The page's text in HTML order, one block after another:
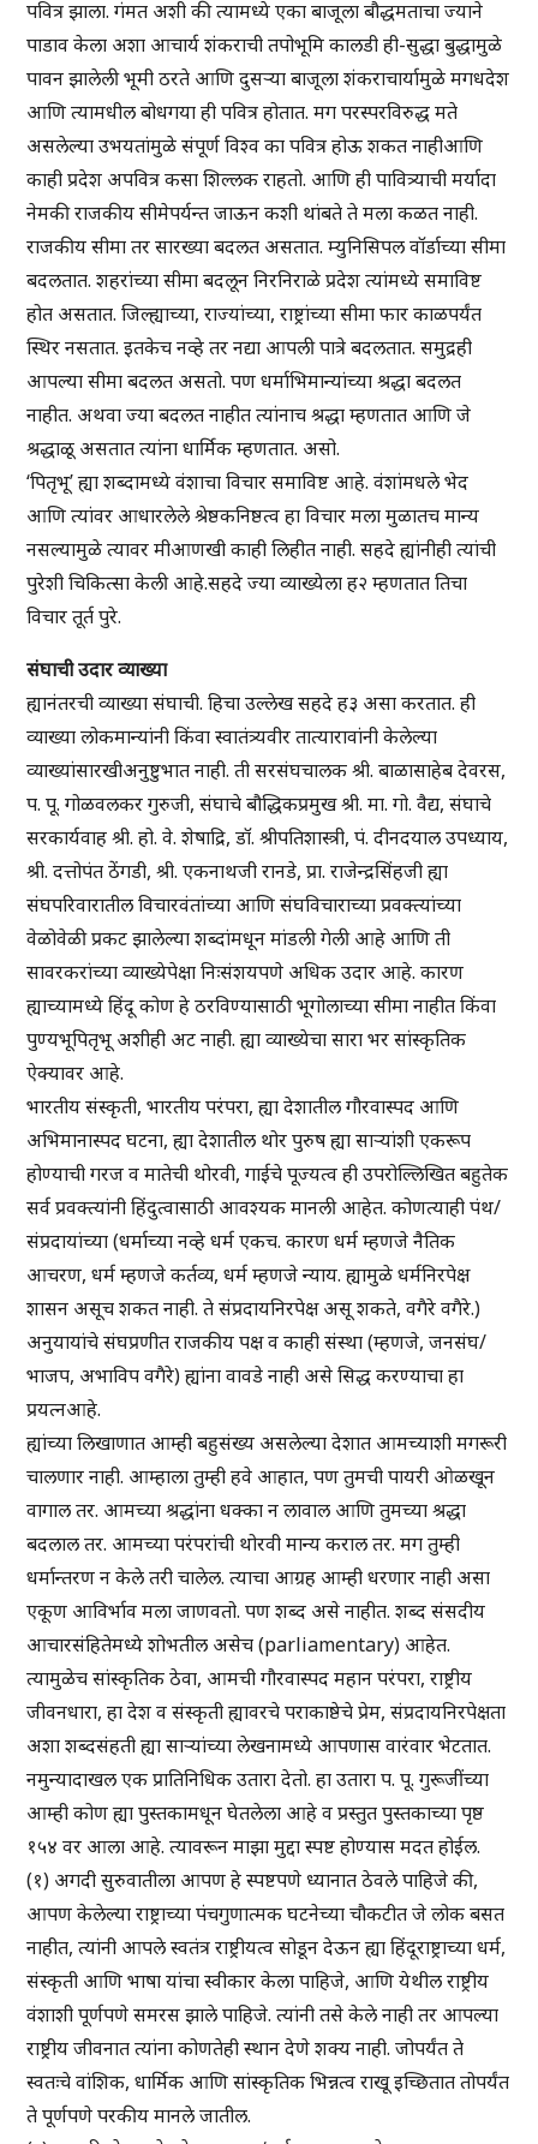
पवित्र झाला. गंमत अशी की त्यामध्ये एका बाजूला बौद्धमताचा ज्याने
पाडाव केला अशा आचार्य शंकराची तपोभूमि कालडी ही-सुद्धा बुद्धामुळे
पावन झालेली भूमी ठरते आणि दुसर्‍या बाजूला शंकराचार्यामुळे मगधदेश
आणि त्यामधील बोधगया ही पवित्र होतात. मग परस्परविरुद्ध मते
असलेल्या उभयतांमुळे संपूर्ण विश्व का पवित्र होऊ शकत नाहीआणि
काही प्रदेश अपवित्र कसा शिल्लक राहतो. आणि ही पावित्र्याची मर्यादा
नेमकी राजकीय सीमेपर्यन्त जाऊन कशी थांबते ते मला कळत नाही.
राजकीय सीमा तर सारख्या बदलत असतात. म्युनिसिपल वॉर्डाच्या सीमा
बदलतात. शहरांच्या सीमा बदलून निरनिराळे प्रदेश त्यांमध्ये समाविष्ट
होत असतात. जिल्ह्याच्या, राज्यांच्या, राष्ट्रांच्या सीमा फार काळपर्यंत
स्थिर नसतात. इतकेच नव्हे तर नद्या आपली पात्रे बदलतात. समुद्रही
आपल्या सीमा बदलत असतो. पण धर्माभिमान्यांच्या श्रद्धा बदलत
नाहीत. अथवा ज्या बदलत नाहीत त्यांनाच श्रद्धा म्हणतात आणि जे
श्रद्धाळू असतात त्यांना धार्मिक म्हणतात. असो.
‘पितृभू’ ह्या शब्दामध्ये वंशाचा विचार समाविष्ट आहे. वंशांमधले भेद
आणि त्यांवर आधारलेले श्रेष्ठकनिष्ठत्व हा विचार मला मुळातच मान्य
नसल्यामुळे त्यावर मीआणखी काही लिहीत नाही. सहदे ह्यांनीही त्यांची
पुरेशी चिकित्सा केली आहे.सहदे ज्या व्याख्येला ह२ म्हणतात तिचा
विचार तूर्त पुरे.
संघाची उदार व्याख्या
ह्यानंतरची व्याख्या संघाची. हिचा उल्लेख सहदे ह३ असा करतात. ही
व्याख्या लोकमान्यांनी किंवा स्वातंत्र्यवीर तात्यारावांनी केलेल्या
व्याख्यांसारखीअनुष्टुभात नाही. ती सरसंघचालक श्री. बाळासाहेब देवरस,
प. पू. गोळवलकर गुरुजी, संघाचे बौद्धिकप्रमुख श्री. मा. गो. वैद्य, संघाचे
सरकार्यवाह श्री. हो. वे. शेषाद्रि, डॉ. श्रीपतिशास्त्री, पं. दीनदयाल उपध्याय,
श्री. दत्तोपंत ठेंगडी, श्री. एकनाथजी रानडे, प्रा. राजेन्द्रसिंहजी ह्या
संघपरिवारातील विचारवंतांच्या आणि संघविचाराच्या प्रवक्त्यांच्या
वेळोवेळी प्रकट झालेल्या शब्दांमधून मांडली गेली आहे आणि ती
सावरकरांच्या व्याख्येपेक्षा निःसंशयपणे अधिक उदार आहे. कारण
ह्याच्यामध्ये हिंदू कोण हे ठरविण्यासाठी भूगोलाच्या सीमा नाहीत किंवा
पुण्यभूपितृभू अशीही अट नाही. ह्या व्याख्येचा सारा भर सांस्कृतिक
ऐक्यावर आहे.
भारतीय संस्कृती, भारतीय परंपरा, ह्या देशातील गौरवास्पद आणि
अभिमानास्पद घटना, ह्या देशातील थोर पुरुष ह्या सार्‍यांशी एकरूप
होण्याची गरज व मातेची थोरवी, गाईचे पूज्यत्व ही उपरोल्लिखित बहुतेक
सर्व प्रवक्त्यांनी हिंदुत्वासाठी आवश्यक मानली आहेत. कोणत्याही पंथ/
संप्रदायांच्या (धर्माच्या नव्हे धर्म एकच. कारण धर्म म्हणजे नैतिक
आचरण, धर्म म्हणजे कर्तव्य, धर्म म्हणजे न्याय. ह्यामुळे धर्मनिरपेक्ष
शासन असूच शकत नाही. ते संप्रदायनिरपेक्ष असू शकते, वगैरे वगैरे.)
अनुयायांचे संघप्रणीत राजकीय पक्ष व काही संस्था (म्हणजे, जनसंघ/
भाजप, अभाविप वगैरे) ह्यांना वावडे नाही असे सिद्ध करण्याचा हा
प्रयत्नआहे.
ह्यांच्या लिखाणात आम्ही बहुसंख्य असलेल्या देशात आमच्याशी मगरूरी
चालणार नाही. आम्हाला तुम्ही हवे आहात, पण तुमची पायरी ओळखून
वागाल तर. आमच्या श्रद्धांना धक्का न लावाल आणि तुमच्या श्रद्धा
बदलाल तर. आमच्या परंपरांची थोरवी मान्य कराल तर. मग तुम्ही
धर्मान्तरण न केले तरी चालेल. त्याचा आग्रह आम्ही धरणार नाही असा
एकूण आविर्भाव मला जाणवतो. पण शब्द असे नाहीत. शब्द संसदीय
आचारसंहितेमध्ये शोभतील असेच (parliamentary) आहेत.
त्यामुळेच सांस्कृतिक ठेवा, आमची गौरवास्पद महान परंपरा, राष्ट्रीय
जीवनधारा, हा देश व संस्कृती ह्यावरचे पराकाष्ठेचे प्रेम, संप्रदायनिरपेक्षता
अशा शब्दसंहती ह्या सार्‍यांच्या लेखनामध्ये आपणास वारंवार भेटतात.
नमुन्यादाखल एक प्रातिनिधिक उतारा देतो. हा उतारा प. पू. गुरूजींच्या
आम्ही कोण ह्या पुस्तकामधून घेतलेला आहे व प्रस्तुत पुस्तकाच्या पृष्ठ
१५४ वर आला आहे. त्यावरून माझा मुद्दा स्पष्ट होण्यास मदत होईल.
(१) अगदी सुरुवातीला आपण हे स्पष्टपणे ध्यानात ठेवले पाहिजे की,
आपण केलेल्या राष्ट्राच्या पंचगुणात्मक घटनेच्या चौकटीत जे लोक बसत
नाहीत, त्यांनी आपले स्वतंत्र राष्ट्रीयत्व सोडून देऊन ह्या हिंदूराष्ट्राच्या धर्म,
संस्कृती आणि भाषा यांचा स्वीकार केला पाहिजे, आणि येथील राष्ट्रीय
वंशाशी पूर्णपणे समरस झाले पाहिजे. त्यांनी तसे केले नाही तर आपल्या
राष्ट्रीय जीवनात त्यांना कोणतेही स्थान देणे शक्य नाही. जोपर्यंत ते
स्वतःचे वांशिक, धार्मिक आणि सांस्कृतिक भिन्नत्व राखू इच्छितात तोपर्यंत
ते पूर्णपणे परकीय मानले जातील.